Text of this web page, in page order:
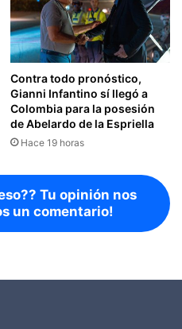
Contra todo pronóstico,
Gianni Infantino sí llegó a
Colombia para la posesión
de Abelardo de la Espriella
Hace 19 horas
Tu opinión nos
un comentario!